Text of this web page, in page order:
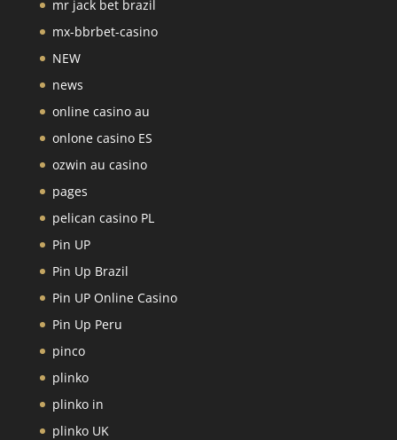
mr jack bet brazil
mx-bbrbet-casino
NEW
news
online casino au
onlone casino ES
ozwin au casino
pages
pelican casino PL
Pin UP
Pin Up Brazil
Pin UP Online Casino
Pin Up Peru
pinco
plinko
plinko in
plinko UK